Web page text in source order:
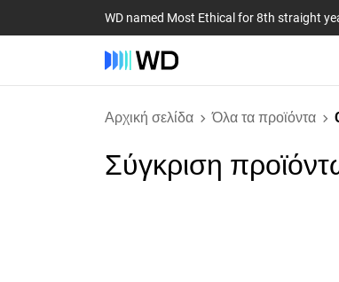
WD named Most Ethical for 8th straight
Αρχική σελίδα Όλα τα προϊόντα
Σύγκριση